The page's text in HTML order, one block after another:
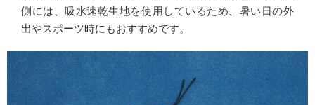
側には、吸水速乾生地を使用しているため、暑い日の外
出やスポーツ時にもおすすめです。